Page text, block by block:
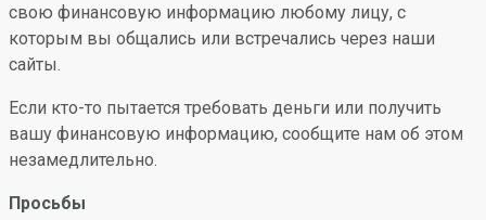
свою финансовую информацию любому лицу, с
которым вы общались или встречались через наши
сайты.
Если кто-то пытается требовать деньги или получить
вашу финансовую информацию, сообщите нам об этом
незамедлительно.
Просьбы